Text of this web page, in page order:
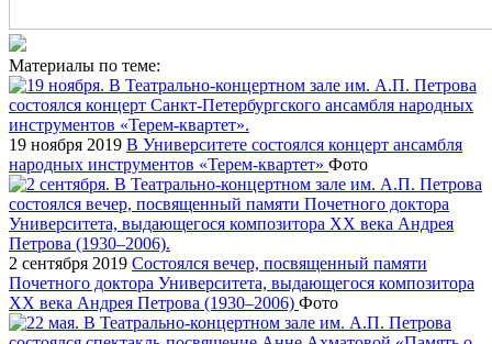
Материалы по теме:
19 ноября 2019 В Университете состоялся концерт ансамбля
народных инструментов «Терем-квартет» Фото
2 сентября 2019 Состоялся вечер, посвященный памяти
Почетного доктора Университета, выдающегося композитора
XX века Андрея Петрова (1930–2006) Фото